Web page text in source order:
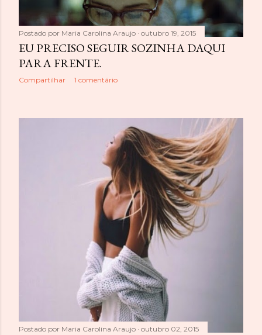
n
s
Postado por Maria Carolina Araujo outubro 19, 2015
EU PRECISO SEGUIR SOZINHA DAQUI
PARA FRENTE.
Compartilhar 1 comentário
Postado por Maria Carolina Araujo outubro 02, 2015